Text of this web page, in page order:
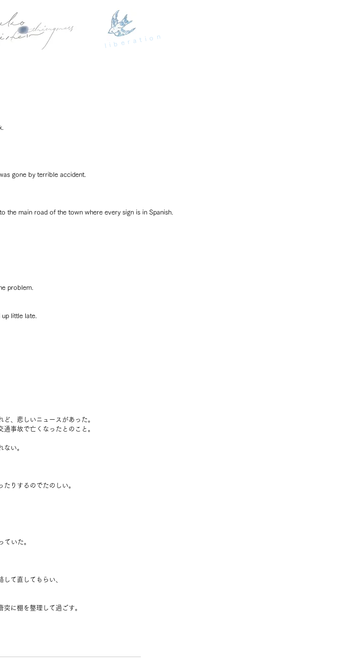
liberation
gone by terrible accident.
the main road of the town where every sign is in Spanish.
problem.
up little late.
、悲しいニュースがあった。
事故で亡くなったとのこと。
い。
りするのでたのしい。
ていた。
て直してもらい、
に棚を整理して過ごす。